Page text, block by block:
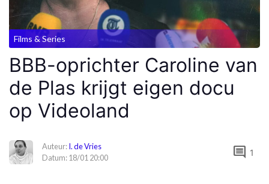
Films & Series
BBB-oprichter Caroline van
de Plas krijgt eigen docu
op Videoland
Auteur:I. de Vries
Datum: 18/01 20:00
comment 1